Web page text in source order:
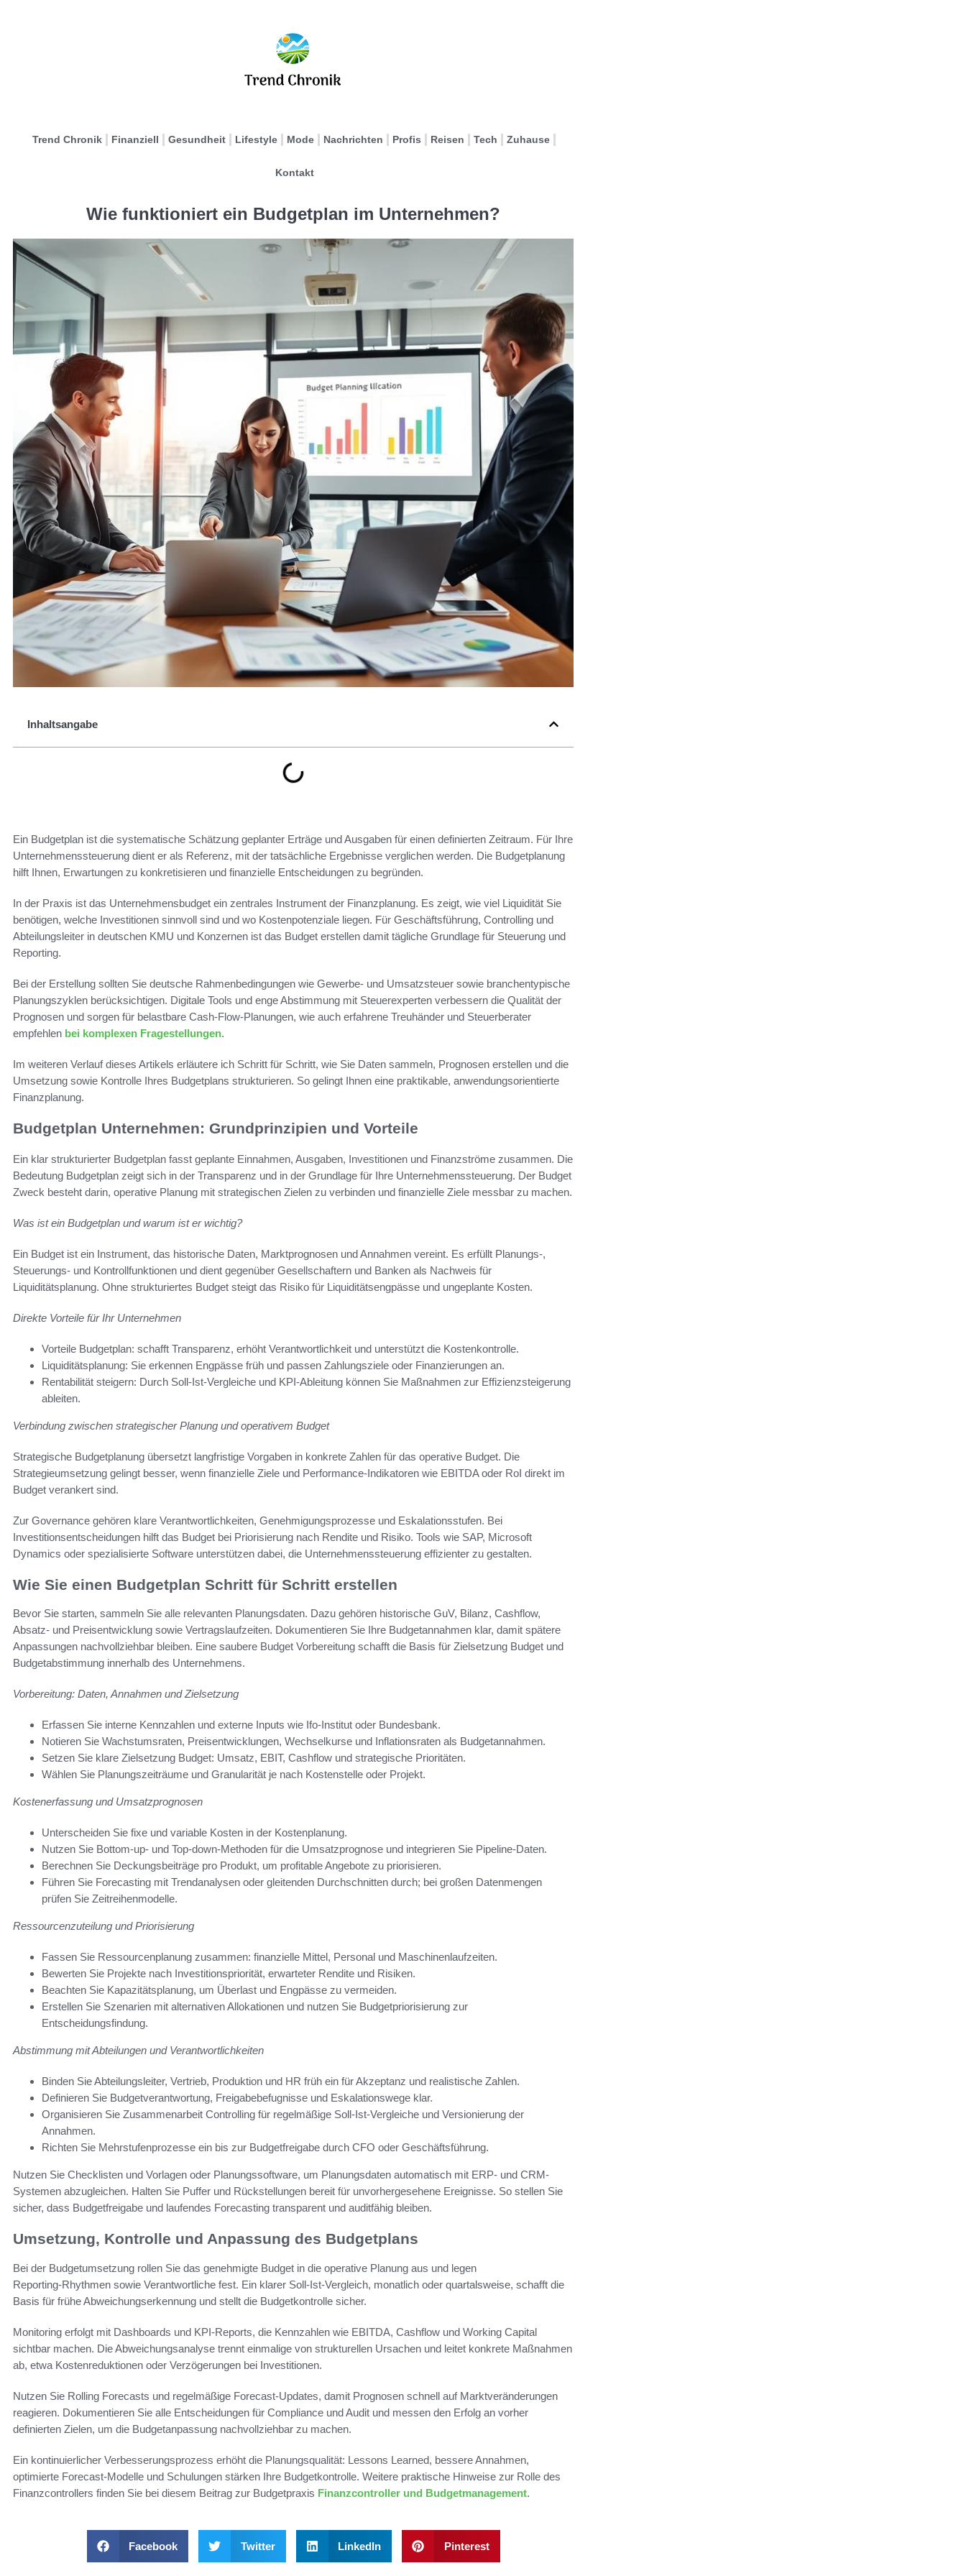
Trend Chronik Finanziell Gesundheit Lifestyle Mode Nachrichten Profis Reisen Tech Zuhause
Kontakt
Wie funktioniert ein Budgetplan im Unternehmen?
Inhaltsangabe
Ein Budgetplan ist die systematische Schätzung geplanter Erträge und Ausgaben für einen definierten Zeitraum. Für Ihre
Unternehmenssteuerung dient er als Referenz, mit der tatsächliche Ergebnisse verglichen werden. Die Budgetplanung
hilft Ihnen, Erwartungen zu konkretisieren und finanzielle Entscheidungen zu begründen.
In der Praxis ist das Unternehmensbudget ein zentrales Instrument der Finanzplanung. Es zeigt, wie viel Liquidität Sie
benötigen, welche Investitionen sinnvoll sind und wo Kostenpotenziale liegen. Für Geschäftsführung, Controlling und
Abteilungsleiter in deutschen KMU und Konzernen ist das Budget erstellen damit tägliche Grundlage für Steuerung und
Reporting.
Bei der Erstellung sollten Sie deutsche Rahmenbedingungen wie Gewerbe- und Umsatzsteuer sowie branchentypische
Planungszyklen berücksichtigen. Digitale Tools und enge Abstimmung mit Steuerexperten verbessern die Qualität der
Prognosen und sorgen für belastbare Cash-Flow-Planungen, wie auch erfahrene Treuhänder und Steuerberater
empfehlen bei komplexen Fragestellungen.
Im weiteren Verlauf dieses Artikels erläutere ich Schritt für Schritt, wie Sie Daten sammeln, Prognosen erstellen und die
Umsetzung sowie Kontrolle Ihres Budgetplans strukturieren. So gelingt Ihnen eine praktikable, anwendungsorientierte
Finanzplanung.
Budgetplan Unternehmen: Grundprinzipien und Vorteile
Ein klar strukturierter Budgetplan fasst geplante Einnahmen, Ausgaben, Investitionen und Finanzströme zusammen. Die
Bedeutung Budgetplan zeigt sich in der Transparenz und in der Grundlage für Ihre Unternehmenssteuerung. Der Budget
Zweck besteht darin, operative Planung mit strategischen Zielen zu verbinden und finanzielle Ziele messbar zu machen.
Was ist ein Budgetplan und warum ist er wichtig?
Ein Budget ist ein Instrument, das historische Daten, Marktprognosen und Annahmen vereint. Es erfüllt Planungs-,
Steuerungs- und Kontrollfunktionen und dient gegenüber Gesellschaftern und Banken als Nachweis für
Liquiditätsplanung. Ohne strukturiertes Budget steigt das Risiko für Liquiditätsengpässe und ungeplante Kosten.
Direkte Vorteile für Ihr Unternehmen
Vorteile Budgetplan: schafft Transparenz, erhöht Verantwortlichkeit und unterstützt die Kostenkontrolle.
Liquiditätsplanung: Sie erkennen Engpässe früh und passen Zahlungsziele oder Finanzierungen an.
Rentabilität steigern: Durch Soll-Ist-Vergleiche und KPI-Ableitung können Sie Maßnahmen zur Effizienzsteigerung
ableiten.
Verbindung zwischen strategischer Planung und operativem Budget
Strategische Budgetplanung übersetzt langfristige Vorgaben in konkrete Zahlen für das operative Budget. Die
Strategieumsetzung gelingt besser, wenn finanzielle Ziele und Performance-Indikatoren wie EBITDA oder RoI direkt im
Budget verankert sind.
Zur Governance gehören klare Verantwortlichkeiten, Genehmigungsprozesse und Eskalationsstufen. Bei
Investitionsentscheidungen hilft das Budget bei Priorisierung nach Rendite und Risiko. Tools wie SAP, Microsoft
Dynamics oder spezialisierte Software unterstützen dabei, die Unternehmenssteuerung effizienter zu gestalten.
Wie Sie einen Budgetplan Schritt für Schritt erstellen
Bevor Sie starten, sammeln Sie alle relevanten Planungsdaten. Dazu gehören historische GuV, Bilanz, Cashflow,
Absatz- und Preisentwicklung sowie Vertragslaufzeiten. Dokumentieren Sie Ihre Budgetannahmen klar, damit spätere
Anpassungen nachvollziehbar bleiben. Eine saubere Budget Vorbereitung schafft die Basis für Zielsetzung Budget und
Budgetabstimmung innerhalb des Unternehmens.
Vorbereitung: Daten, Annahmen und Zielsetzung
Erfassen Sie interne Kennzahlen und externe Inputs wie Ifo-Institut oder Bundesbank.
Notieren Sie Wachstumsraten, Preisentwicklungen, Wechselkurse und Inflationsraten als Budgetannahmen.
Setzen Sie klare Zielsetzung Budget: Umsatz, EBIT, Cashflow und strategische Prioritäten.
Wählen Sie Planungszeiträume und Granularität je nach Kostenstelle oder Projekt.
Kostenerfassung und Umsatzprognosen
Unterscheiden Sie fixe und variable Kosten in der Kostenplanung.
Nutzen Sie Bottom-up- und Top-down-Methoden für die Umsatzprognose und integrieren Sie Pipeline-Daten.
Berechnen Sie Deckungsbeiträge pro Produkt, um profitable Angebote zu priorisieren.
Führen Sie Forecasting mit Trendanalysen oder gleitenden Durchschnitten durch; bei großen Datenmengen
prüfen Sie Zeitreihenmodelle.
Ressourcenzuteilung und Priorisierung
Fassen Sie Ressourcenplanung zusammen: finanzielle Mittel, Personal und Maschinenlaufzeiten.
Bewerten Sie Projekte nach Investitionspriorität, erwarteter Rendite und Risiken.
Beachten Sie Kapazitätsplanung, um Überlast und Engpässe zu vermeiden.
Erstellen Sie Szenarien mit alternativen Allokationen und nutzen Sie Budgetpriorisierung zur
Entscheidungsfindung.
Abstimmung mit Abteilungen und Verantwortlichkeiten
Binden Sie Abteilungsleiter, Vertrieb, Produktion und HR früh ein für Akzeptanz und realistische Zahlen.
Definieren Sie Budgetverantwortung, Freigabebefugnisse und Eskalationswege klar.
Organisieren Sie Zusammenarbeit Controlling für regelmäßige Soll-Ist-Vergleiche und Versionierung der
Annahmen.
Richten Sie Mehrstufenprozesse ein bis zur Budgetfreigabe durch CFO oder Geschäftsführung.
Nutzen Sie Checklisten und Vorlagen oder Planungssoftware, um Planungsdaten automatisch mit ERP- und CRM-
Systemen abzugleichen. Halten Sie Puffer und Rückstellungen bereit für unvorhergesehene Ereignisse. So stellen Sie
sicher, dass Budgetfreigabe und laufendes Forecasting transparent und auditfähig bleiben.
Umsetzung, Kontrolle und Anpassung des Budgetplans
Bei der Budgetumsetzung rollen Sie das genehmigte Budget in die operative Planung aus und legen
Reporting‑Rhythmen sowie Verantwortliche fest. Ein klarer Soll‑Ist‑Vergleich, monatlich oder quartalsweise, schafft die
Basis für frühe Abweichungserkennung und stellt die Budgetkontrolle sicher.
Monitoring erfolgt mit Dashboards und KPI‑Reports, die Kennzahlen wie EBITDA, Cashflow und Working Capital
sichtbar machen. Die Abweichungsanalyse trennt einmalige von strukturellen Ursachen und leitet konkrete Maßnahmen
ab, etwa Kostenreduktionen oder Verzögerungen bei Investitionen.
Nutzen Sie Rolling Forecasts und regelmäßige Forecast‑Updates, damit Prognosen schnell auf Marktveränderungen
reagieren. Dokumentieren Sie alle Entscheidungen für Compliance und Audit und messen den Erfolg an vorher
definierten Zielen, um die Budgetanpassung nachvollziehbar zu machen.
Ein kontinuierlicher Verbesserungsprozess erhöht die Planungsqualität: Lessons Learned, bessere Annahmen,
optimierte Forecast‑Modelle und Schulungen stärken Ihre Budgetkontrolle. Weitere praktische Hinweise zur Rolle des
Finanzcontrollers finden Sie bei diesem Beitrag zur Budgetpraxis Finanzcontroller und Budgetmanagement.
Facebook Twitter LinkedIn Pinterest